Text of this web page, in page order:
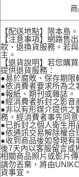
【配送地點】限本島。
【注意事項】網路售
款、退換貨服務。若
主。
【退貨說明】若您購
提供退貨服務：
●易於腐敗、保存期限
●依消費者要求所為之
●報紙、期刊或雜誌。
●經消費者拆封之影音
●非以有形媒介提供之
務，經消費者事先同
●已拆封之個人衛生用
●依通訊交易解除權合
●收到商品後如發現有
後7天內以客服留言或
相關商品照片或影片
請勿丟棄，將由
貨事宜。